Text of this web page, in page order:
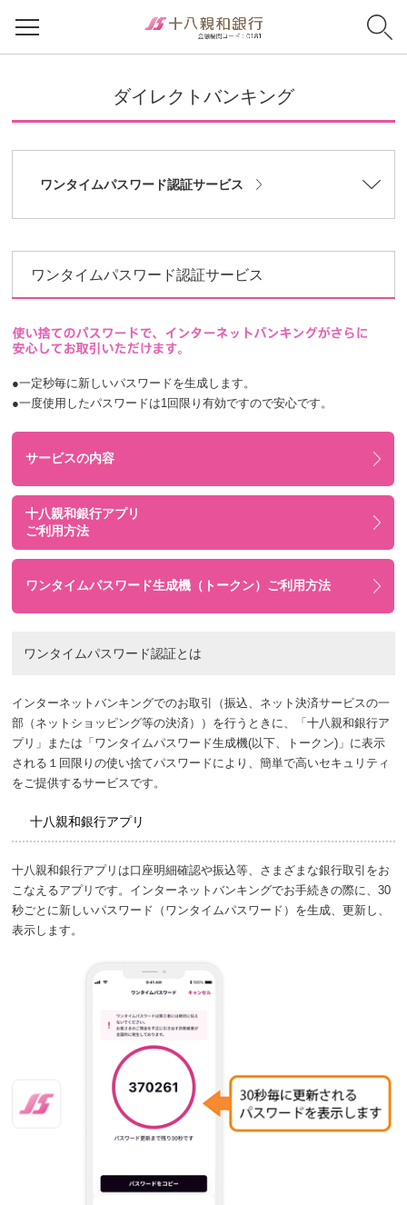
ダイレクトバンキング
ワンタイムパスワード認証サービス
ワンタイムパスワード認証サービス
●一定秒毎に新しいパスワードを生成します。
●一度使用したパスワードは1回限り有効ですので安心です。
サービスの内容
十八親和銀行アプリ
ご利用方法
ワンタイムパスワード生成機（トークン）ご利用方法
ワンタイムパスワード認証とは
インターネットバンキングでのお取引（振込、ネット決済サービスの一
部（ネットショッピング等の決済））を行うときに、「十八親和銀行ア
プリ」または「ワンタイムパスワード生成機(以下、トークン)」に表示
される１回限りの使い捨てパスワードにより、簡単で高いセキュリティ
をご提供するサービスです。
十八親和銀行アプリ
十八親和銀行アプリは口座明細確認や振込等、さまざまな銀行取引をお
こなえるアプリです。インターネットバンキングでお手続きの際に、30
秒ごとに新しいパスワード（ワンタイムパスワード）を生成、更新し、
表示します。